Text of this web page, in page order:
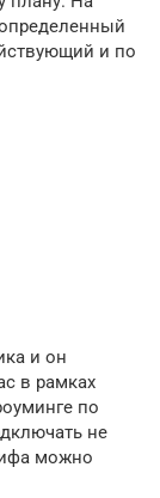
и по
и он
в рамках
по
не
можно